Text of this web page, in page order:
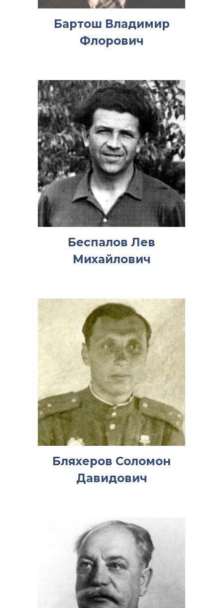
Бартош Владимир
Флорович
Беспалов Лев
Михайлович
Бляхеров Соломон
Давидович